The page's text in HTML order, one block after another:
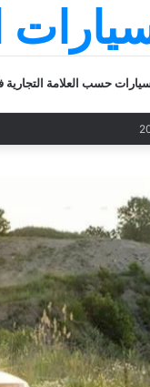
حسب العلامة